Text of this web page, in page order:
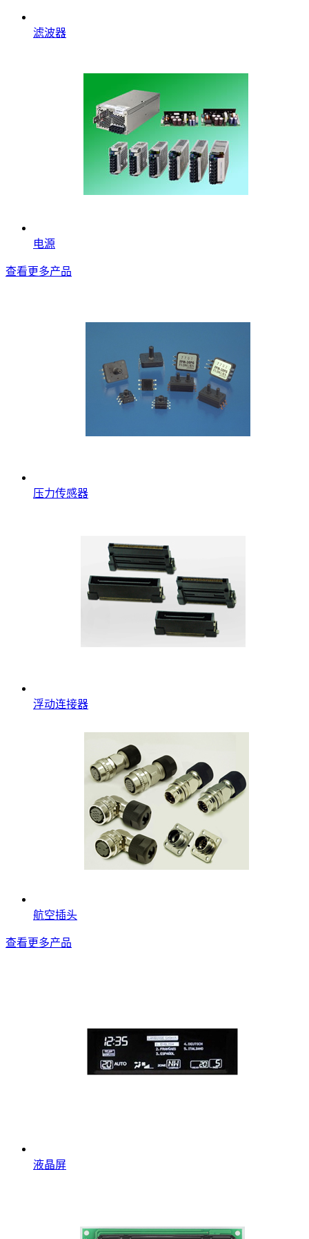
滤波器
电源
查看更多产品
压力传感器
浮动连接器
航空插头
查看更多产品
液晶屏